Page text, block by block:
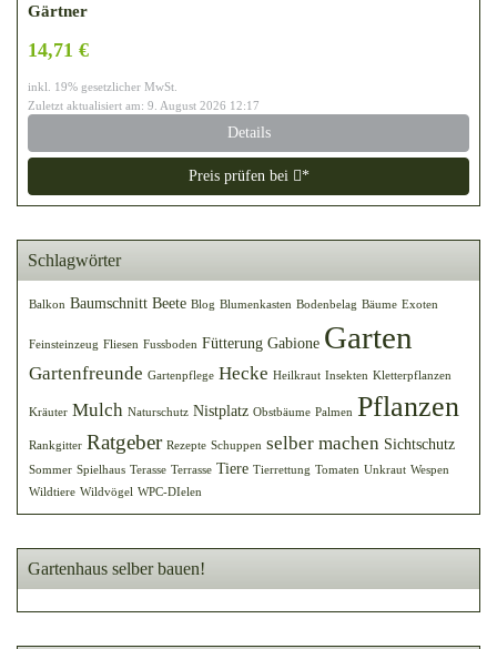
Gärtner
14,71 €
inkl. 19% gesetzlicher MwSt.
Zuletzt aktualisiert am: 9. August 2026 12:17
Details
Preis prüfen bei *
Schlagwörter
Balkon Baumschnitt Beete Blog Blumenkasten Bodenbelag Bäume Exoten
Feinsteinzeug Fliesen Fussboden Fütterung Gabione Garten
Gartenfreunde Gartenpflege Hecke Heilkraut Insekten Kletterpflanzen
Kräuter Mulch Naturschutz Nistplatz Obstbäume Palmen Pflanzen
Rankgitter Ratgeber Rezepte Schuppen selber machen Sichtschutz
Sommer Spielhaus Terasse Terrasse Tiere Tierrettung Tomaten Unkraut Wespen
Wildtiere Wildvögel WPC-DIelen
Gartenhaus selber bauen!